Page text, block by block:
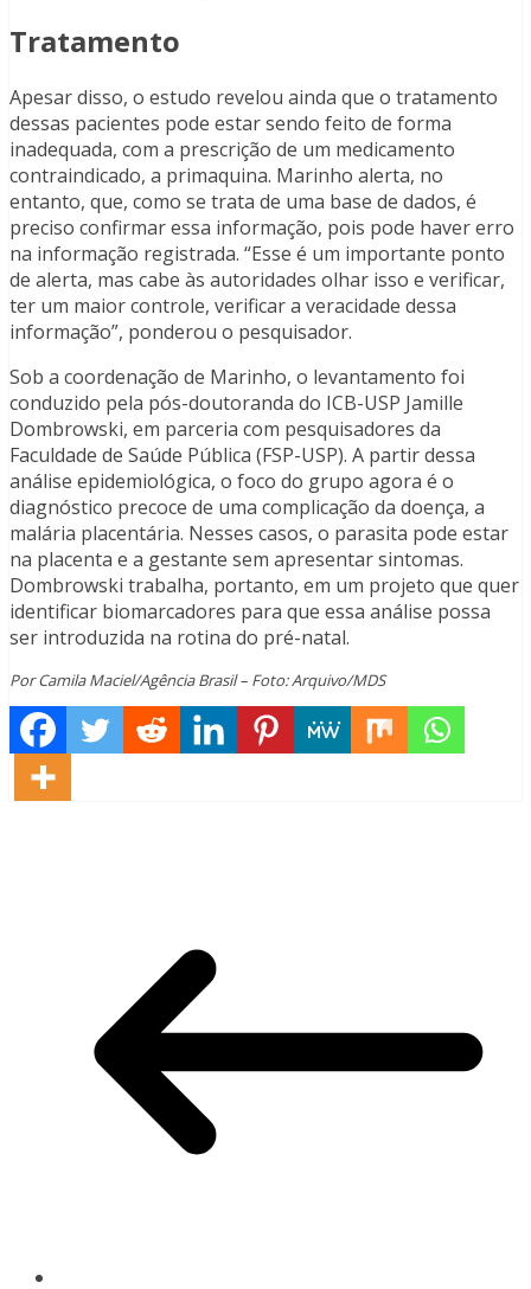
Tratamento
Apesar disso, o estudo revelou ainda que o tratamento
dessas pacientes pode estar sendo feito de forma
inadequada, com a prescrição de um medicamento
contraindicado, a primaquina. Marinho alerta, no
entanto, que, como se trata de uma base de dados, é
preciso confirmar essa informação, pois pode haver erro
na informação registrada. “Esse é um importante ponto
de alerta, mas cabe às autoridades olhar isso e verificar,
ter um maior controle, verificar a veracidade dessa
informação”, ponderou o pesquisador.
Sob a coordenação de Marinho, o levantamento foi
conduzido pela pós-doutoranda do ICB-USP Jamille
Dombrowski, em parceria com pesquisadores da
Faculdade de Saúde Pública (FSP-USP). A partir dessa
análise epidemiológica, o foco do grupo agora é o
diagnóstico precoce de uma complicação da doença, a
malária placentária. Nesses casos, o parasita pode estar
na placenta e a gestante sem apresentar sintomas.
Dombrowski trabalha, portanto, em um projeto que quer
identificar biomarcadores para que essa análise possa
ser introduzida na rotina do pré-natal.
Por Camila Maciel/Agência Brasil – Foto: Arquivo/MDS